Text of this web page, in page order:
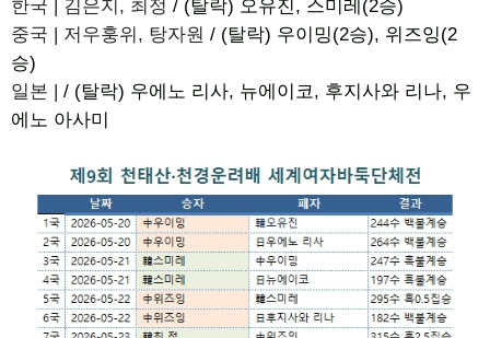
한국 | 김은지, 최정 / (탈락) 오유진, 스미레(2승)
중국 | 저우훙위, 탕자원 / (탈락) 우이밍(2승), 위즈잉(2
승)
일본 | / (탈락) 우에노 리사, 뉴에이코, 후지사와 리나, 우
에노 아사미